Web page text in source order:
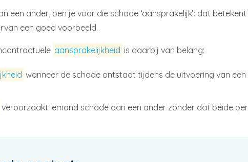
een ander, ben je voor die schade ‘aansprakelijk’: dat
een goed voorbeeld.
aansprakelijkheid is daarbij van belang:
wanneer de schade ontstaat tijdens de uitvoering van
veroorzaakt iemand schade aan een ander zonder dat beide